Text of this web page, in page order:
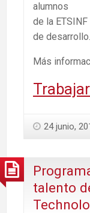
alumnos
de la
de desarrollo.
Más
24 junio,
talento